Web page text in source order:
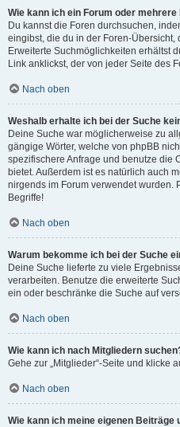
Wie kann ich ein Forum oder
Du kannst die Foren durchsuchen,
eingibst, die du in der Foren-
Erweiterte Suchmöglichkeiten erhältst
Link anklickst, der von jeder Seite des
Nach oben
Weshalb erhalte ich bei der Suche
Deine Suche war möglicherweise zu
gängige Wörter, welche von phpBB
spezifischere Anfrage und benutze die
bietet. Außerdem ist es natürlich auch
nirgends im Forum verwendet wurden.
Begriffe!
Nach oben
Warum bekomme ich bei der Suche
Deine Suche lieferte zu viele
verarbeiten. Benutze die erweiterte
ein oder beschränke die Suche auf
Nach oben
Wie kann ich nach Mitgliedern
Gehe zur „Mitglieder“-Seite und klicke
Nach oben
Wie kann ich meine eigenen Beiträge